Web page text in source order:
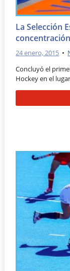
La Selección
24 enero, 2015 •
Concluyó el
Hockey en el